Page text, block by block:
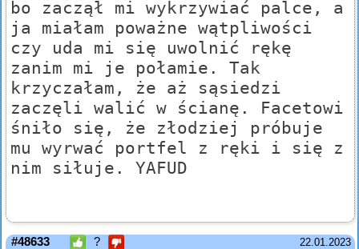
bo zaczął mi wykrzywiać palce, a
ja miałam poważne wątpliwości
czy uda mi się uwolnić rękę
zanim mi je połamie. Tak
krzyczałam, że aż sąsiedzi
zaczęli walić w ścianę. Facetowi
śniło się, że złodziej próbuje
mu wyrwać portfel z ręki i się z
nim siłuje. YAFUD
22.01.2023
#48633 ?